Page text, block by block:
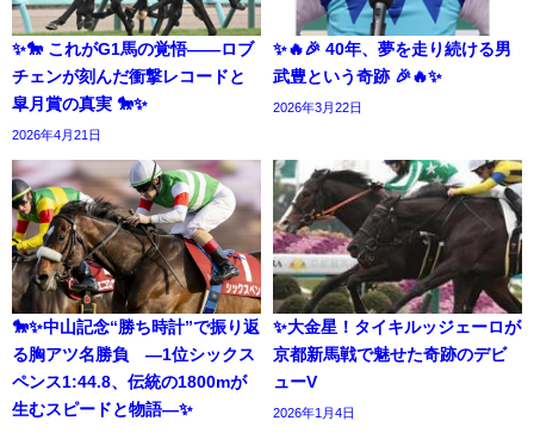
✨🐎 これがG1馬の覚悟――ロブ
チェンが刻んだ衝撃レコードと
皐月賞の真実 🐎✨
2026年4月21日
✨🔥🎉 40年、夢を走り続ける男
武豊という奇跡 🎉🔥✨
2026年3月22日
🐎✨中山記念“勝ち時計”で振り返
る胸アツ名勝負 —1位シックス
ペンス1:44.8、伝統の1800mが
生むスピードと物語—✨
✨大金星！タイキルッジェーロが
京都新馬戦で魅せた奇跡のデビ
ューV
2026年1月4日